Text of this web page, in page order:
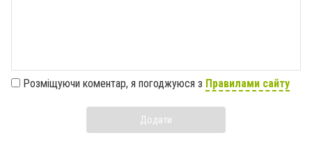
Розміщуючи коментар, я погоджуюся з Правилами сайту
Додати